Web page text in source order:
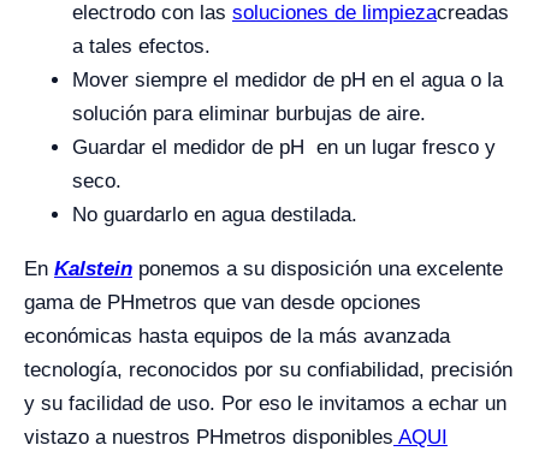
electrodo con las soluciones de limpiezacreadas
a tales efectos.
Mover siempre el medidor de pH en el agua o la
solución para eliminar burbujas de aire.
Guardar el medidor de pH en un lugar fresco y
seco.
No guardarlo en agua destilada.
En Kalstein ponemos a su disposición una excelente
gama de PHmetros que van desde opciones
económicas hasta equipos de la más avanzada
tecnología, reconocidos por su confiabilidad, precisión
y su facilidad de uso. Por eso le invitamos a echar un
vistazo a nuestros PHmetros disponibles AQUI